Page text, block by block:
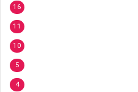
16
11
10
5
4